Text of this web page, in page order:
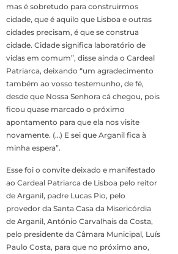
mas é sobretudo para construirmos
cidade, que é aquilo que Lisboa e outras
cidades precisam, é que se construa
cidade. Cidade significa laboratório de
vidas em comum”, disse ainda o Cardeal
Patriarca, deixando “um agradecimento
também ao vosso testemunho, de fé,
desde que Nossa Senhora cá chegou, pois
ficou quase marcado o próximo
apontamento para que ela nos visite
novamente. (…) E sei que Arganil fica à
minha espera”.
Esse foi o convite deixado e manifestado
ao Cardeal Patriarca de Lisboa pelo reitor
de Arganil, padre Lucas Pio, pelo
provedor da Santa Casa da Misericórdia
de Arganil, António Carvalhais da Costa,
pelo presidente da Câmara Municipal, Luís
Paulo Costa, para que no próximo ano,